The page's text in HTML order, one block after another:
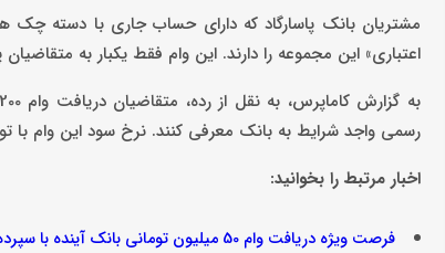
اعتباری» این مجموعه را دارند. این وام فقط یکبار به
رسمی واجد شرایط به بانک معرفی کنند. نرخ سود این وام با توجه به ضریب
اخبار مرتبط را بخوانید:
فرصت ویژه دریافت وام 50 میلیون تومانی بانک آینده با سپرده گذاری